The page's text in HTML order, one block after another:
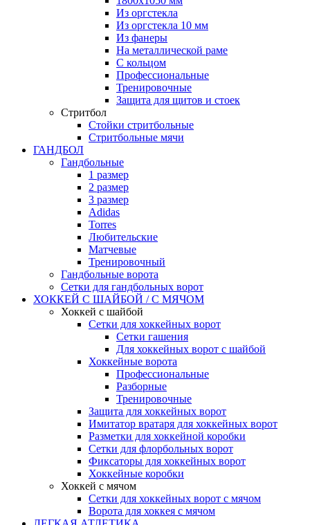
Из оргстекла
Из оргстекла 10 мм
Из фанеры
На металлической раме
С кольцом
Профессиональные
Тренировочные
Защита для щитов и стоек
Стритбол
Стойки стритбольные
Стритбольные мячи
ГАНДБОЛ
Гандбольные
1 размер
2 размер
3 размер
Adidas
Torres
Любительские
Матчевые
Тренировочный
Гандбольные ворота
Сетки для гандбольных ворот
ХОККЕЙ С ШАЙБОЙ / С МЯЧОМ
Хоккей с шайбой
Сетки для хоккейных ворот
Сетки гашения
Для хоккейных ворот с шайбой
Хоккейные ворота
Профессиональные
Разборные
Тренировочные
Защита для хоккейных ворот
Имитатор вратаря для хоккейных ворот
Разметки для хоккейной коробки
Сетки для флорбольных ворот
Фиксаторы для хоккейных ворот
Хоккейные коробки
Хоккей с мячом
Сетки для хоккейных ворот с мячом
Ворота для хоккея с мячом